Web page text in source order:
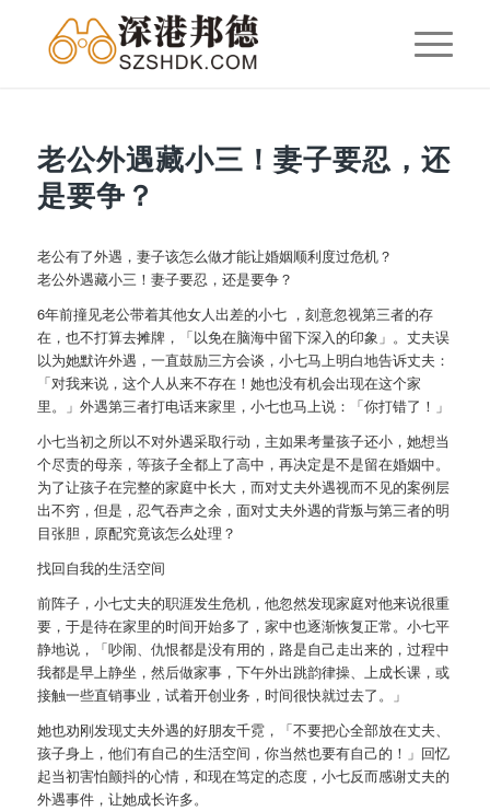
老公外遇藏小三！妻子要忍，还
是要争？
老公有了外遇，妻子该怎么做才能让婚姻顺利度过危机？
老公外遇藏小三！妻子要忍，还是要争？
6年前撞见老公带着其他女人出差的小七 ，刻意忽视第三者的存
在，也不打算去摊牌，「以免在脑海中留下深入的印象」。丈夫误
以为她默许外遇，一直鼓励三方会谈，小七马上明白地告诉丈夫：
「对我来说，这个人从来不存在！她也没有机会出现在这个家
里。」外遇第三者打电话来家里，小七也马上说：「你打错了！」
小七当初之所以不对外遇采取行动，主如果考量孩子还小，她想当
个尽责的母亲，等孩子全都上了高中，再决定是不是留在婚姻中。
为了让孩子在完整的家庭中长大，而对丈夫外遇视而不见的案例层
出不穷，但是，忍气吞声之余，面对丈夫外遇的背叛与第三者的明
目张胆，原配究竟该怎么处理？
找回自我的生活空间
前阵子，小七丈夫的职涯发生危机，他忽然发现家庭对他来说很重
要，于是待在家里的时间开始多了，家中也逐渐恢复正常。小七平
静地说，「吵闹、仇恨都是没有用的，路是自己走出来的，过程中
我都是早上静坐，然后做家事，下午外出跳韵律操、上成长课，或
接触一些直销事业，试着开创业务，时间很快就过去了。」
她也劝刚发现丈夫外遇的好朋友千霓，「不要把心全部放在丈夫、
孩子身上，他们有自己的生活空间，你当然也要有自己的！」回忆
起当初害怕颤抖的心情，和现在笃定的态度，小七反而感谢丈夫的
外遇事件，让她成长许多。